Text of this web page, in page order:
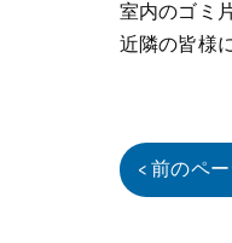
室内のゴミ
近隣の皆様
< 前のペ